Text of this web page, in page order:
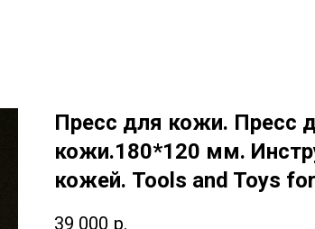
Пресс для кожи. Пресс
кожи.180*120 мм.
кожей. Tools and Toys
39 000 р.